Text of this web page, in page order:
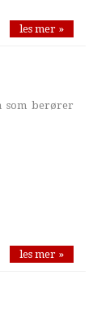
les mer »
som berører
les mer »